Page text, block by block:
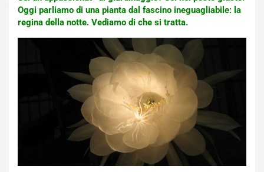
Oggi parliamo di una pianta dal fascino ineguagliabile: la
regina della notte. Vediamo di che si tratta.